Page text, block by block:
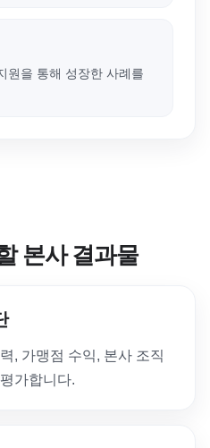
원을 통해 성장한 사례를
본사 결과물
, 가맹점 수익, 본사 조직
가합니다.